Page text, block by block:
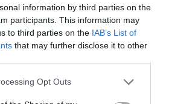
information by third parties on the
participants. This information may
to third parties on the IAB’s List of
that may further disclose it to other
Opt Outs
și-a anunțat
din handbal